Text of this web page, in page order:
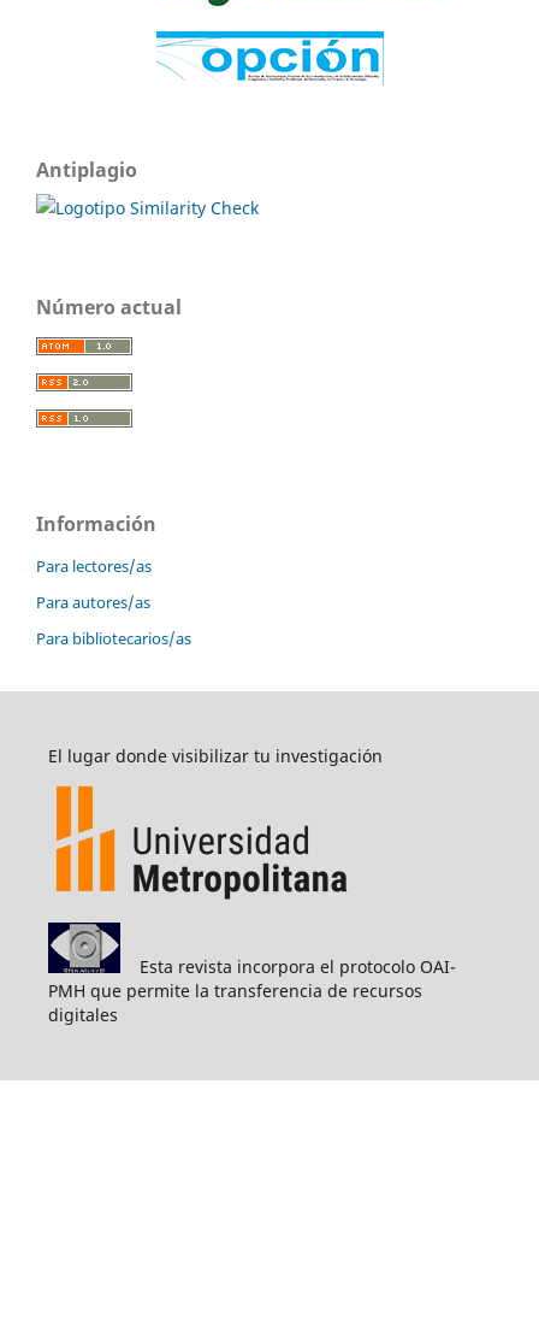
Antiplagio
Número actual
Información
Para lectores/as
Para autores/as
Para bibliotecarios/as
El lugar donde visibilizar tu investigación
Esta revista incorpora el protocolo OAI-
PMH que permite la transferencia de recursos
digitales